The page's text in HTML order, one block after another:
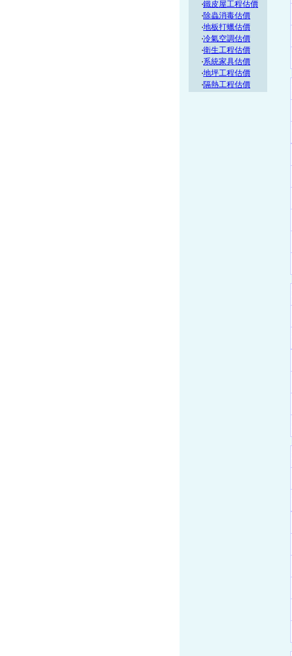
‧鐵皮屋工程估價
‧除蟲消毒估價
‧地板打蠟估價
‧冷氣空調估價
‧衛生工程估價
‧系統家具估價
‧地坪工程估價
‧隔熱工程估價